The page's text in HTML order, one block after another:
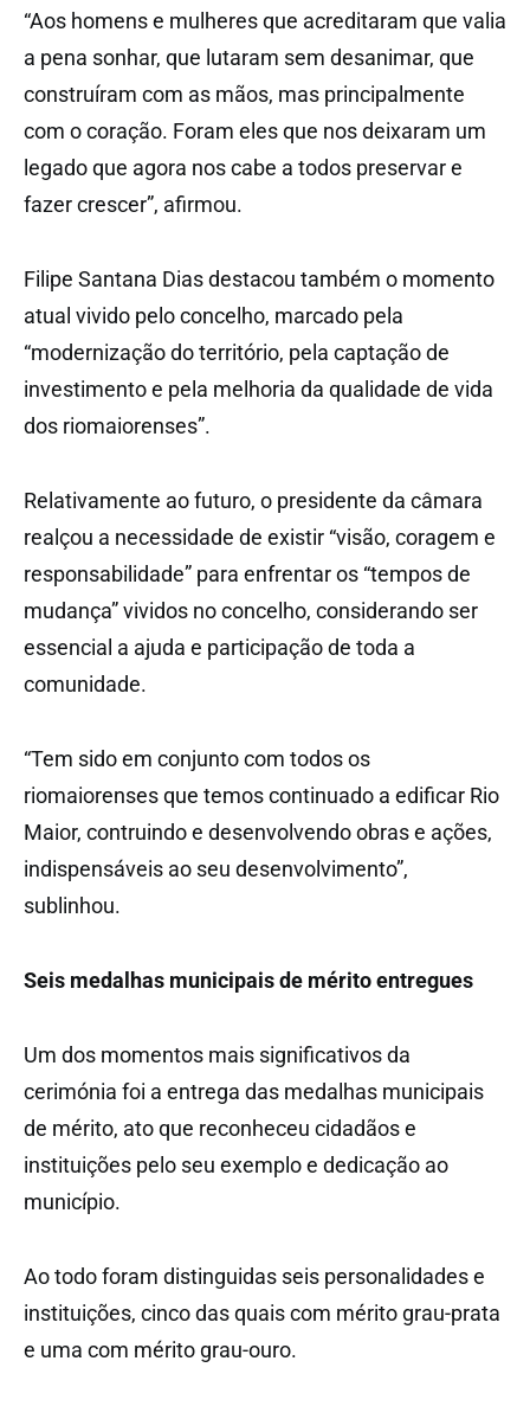
“Aos homens e mulheres que acreditaram que valia
a pena sonhar, que lutaram sem desanimar, que
construíram com as mãos, mas principalmente
com o coração. Foram eles que nos deixaram um
legado que agora nos cabe a todos preservar e
fazer crescer”, afirmou.
Filipe Santana Dias destacou também o momento
atual vivido pelo concelho, marcado pela
“modernização do território, pela captação de
investimento e pela melhoria da qualidade de vida
dos riomaiorenses”.
Relativamente ao futuro, o presidente da câmara
realçou a necessidade de existir “visão, coragem e
responsabilidade” para enfrentar os “tempos de
mudança” vividos no concelho, considerando ser
essencial a ajuda e participação de toda a
comunidade.
“Tem sido em conjunto com todos os
riomaiorenses que temos continuado a edificar Rio
Maior, contruindo e desenvolvendo obras e ações,
indispensáveis ao seu desenvolvimento”,
sublinhou.
Seis medalhas municipais de mérito entregues
Um dos momentos mais significativos da
cerimónia foi a entrega das medalhas municipais
de mérito, ato que reconheceu cidadãos e
instituições pelo seu exemplo e dedicação ao
município.
Ao todo foram distinguidas seis personalidades e
instituições, cinco das quais com mérito grau-prata
e uma com mérito grau-ouro.